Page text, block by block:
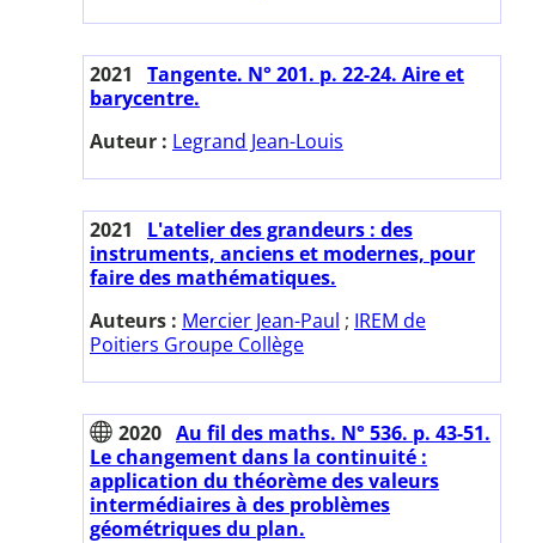
2021
Tangente. N° 201. p. 22-24. Aire et
barycentre.
Auteur : Legrand Jean-Louis
2021
L'atelier des grandeurs : des
instruments, anciens et modernes, pour
faire des mathématiques.
Auteurs : Mercier Jean-Paul ; IREM de
Poitiers Groupe Collège
2020 Au fil des maths. N° 536. p. 43-51.
Le changement dans la continuité :
application du théorème des valeurs
intermédiaires à des problèmes
géométriques du plan.